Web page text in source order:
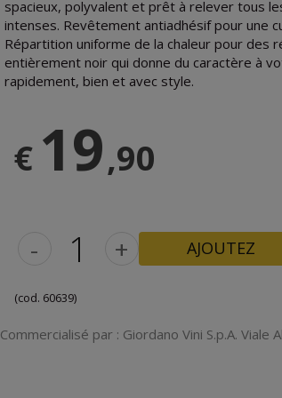
spacieux, polyvalent et prêt à relever tous
intenses. Revêtement antiadhésif pour une
Répartition uniforme de la chaleur pour des
entièrement noir qui donne du caractère à
rapidement, bien et avec style.
€ 19,90
- + AJOUTEZ
(cod. 60639)
Commercialisé par : Giordano Vini S.p.A.
JE VEUX LE RABAIS